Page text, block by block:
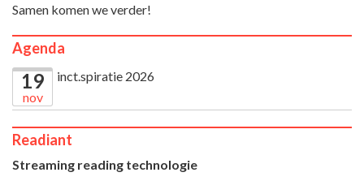
Samen komen we verder!
Agenda
19
nov
inct.spiratie 2026
Readiant
Streaming reading technologie